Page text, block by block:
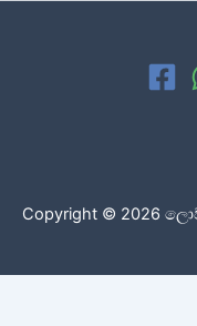
Copyright © 2026